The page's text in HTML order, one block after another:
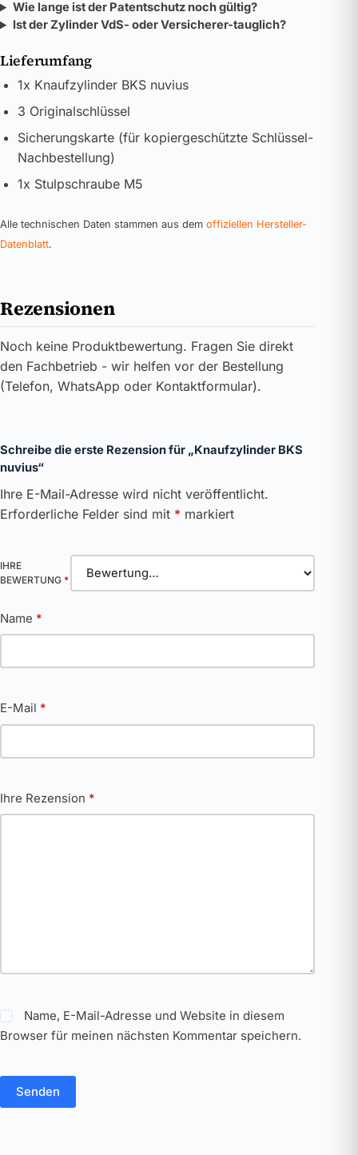
Wie lange ist der Patentschutz noch gültig?
Ist der Zylinder VdS- oder Versicherer-tauglich?
Lieferumfang
1x Knaufzylinder BKS nuvius
3 Originalschlüssel
Sicherungskarte (für kopiergeschützte Schlüssel-
Nachbestellung)
1x Stulpschraube M5
Alle technischen Daten stammen aus dem offiziellen Hersteller-
Datenblatt.
Rezensionen
Noch keine Produktbewertung. Fragen Sie direkt
den Fachbetrieb - wir helfen vor der Bestellung
(Telefon, WhatsApp oder Kontaktformular).
Schreibe die erste Rezension für „Knaufzylinder BKS
nuvius“
Ihre E-Mail-Adresse wird nicht veröffentlicht.
Erforderliche Felder sind mit * markiert
IHRE
BEWERTUNG *
Name *
E-Mail *
Ihre Rezension *
Name, E-Mail-Adresse und Website in diesem
Browser für meinen nächsten Kommentar speichern.
Senden